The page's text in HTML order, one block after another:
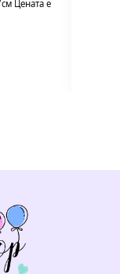
Цената е